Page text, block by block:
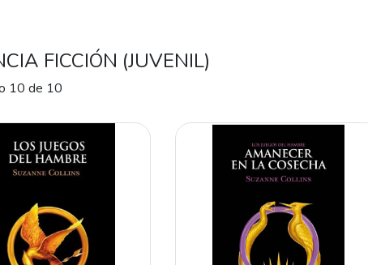
FICCIÓN (JUVENIL)
10 de 10